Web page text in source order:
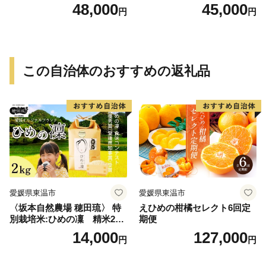
48,000円 45,000円
この自治体のおすすめの返礼品
愛媛県東温市
〈坂本自然農場 穂田琉〉 特
別栽培米:ひめの凜 精米2kg
ご飯 お弁当 おにぎり 冷めて
も美味しい 愛媛県産 県知事
14,000円
愛媛県東温市
えひめの柑橘セレクト6回定
期便
127,000円